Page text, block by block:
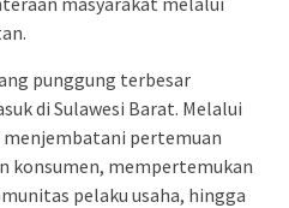
punggung terbesar
di Sulawesi Barat. Melalui
menjembatani pertemuan
konsumen, mempertemukan
pelaku usaha, hingga